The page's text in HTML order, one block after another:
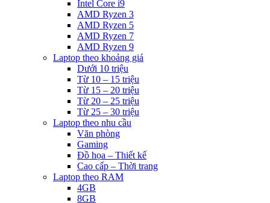
Intel Core i9
AMD Ryzen 3
AMD Ryzen 5
AMD Ryzen 7
AMD Ryzen 9
Laptop theo khoảng giá
Dưới 10 triệu
Từ 10 – 15 triệu
Từ 15 – 20 triệu
Từ 20 – 25 triệu
Từ 25 – 30 triệu
Laptop theo nhu cầu
Văn phòng
Gaming
Đồ họa – Thiết kế
Cao cấp – Thời trang
Laptop theo RAM
4GB
8GB